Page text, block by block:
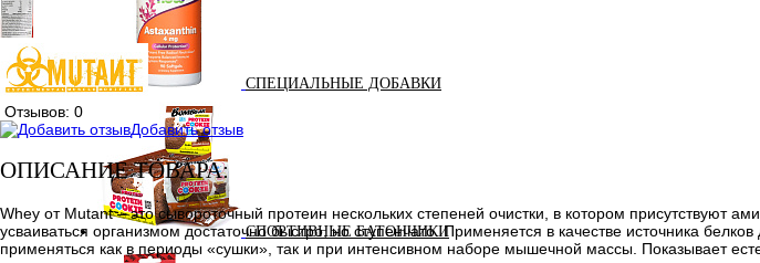
СПЕЦИАЛЬНЫЕ ДОБАВКИ
СПОРТИВНЫЕ БАТОНЧИКИ
Отзывов: 0
Добавить отзыв
ОПИСАНИЕ ТОВАРА:
Whey от Mutant – это сывороточный протеин нескольких степеней очистки, в котором присутствуют
усваиваться организмом достаточно быстро, но ступенчато. Применяется в качестве источника
применяться как в периоды «сушки», так и при интенсивном наборе мышечной массы. Показывает